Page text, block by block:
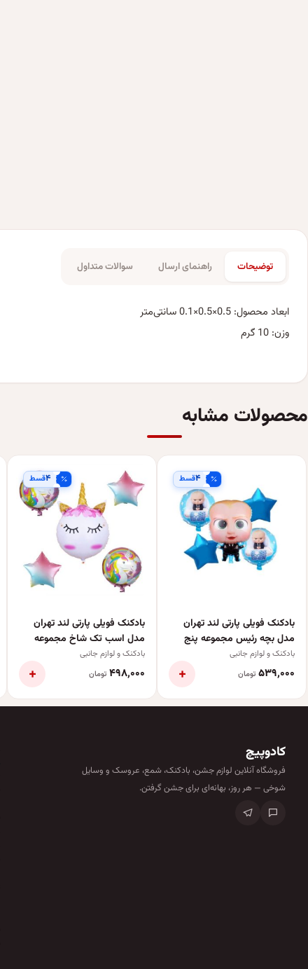
توضیحات راهنمای ارسال سوالات متداول
ابعاد محصول: 0.5×0.5×0.1 سانتی‌متر
وزن: 10 گرم
محصولات مشابه
۴قسط
بادکنک فویلی پارتی لند تهران
مدل بچه رئیس مجموعه پنج
عددی
بادکنک و لوازم جانبی
۵۳۹٬۰۰۰ تومان +
۴قسط
بادکنک فویلی پارتی لند تهران
مدل اسب تک شاخ مجموعه
پنج عددی
بادکنک و لوازم جانبی
۴۹۸٬۰۰۰ تومان +
کادوپیچ
فروشگاه آنلاین لوازم جشن، بادکنک، شمع، عروسک و وسایل
شوخی — هر روز، بهانه‌ای برای جشن گرفتن.